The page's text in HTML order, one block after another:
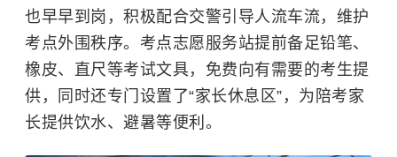
也早早到岗，积极配合交警引导人流车流，维护
考点外围秩序。考点志愿服务站提前备足铅笔、
橡皮、直尺等考试文具，免费向有需要的考生提
供，同时还专门设置了“家长休息区”，为陪考家
长提供饮水、避暑等便利。